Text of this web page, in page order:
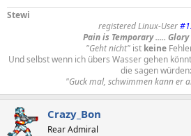
Stewi
registered Linux-User
Pain is Temporary .....
"Geht nicht"ist keine
Und selbst wenn ich übers Wasser gehen
die sagen würden:
"Guck mal, schwimmen kann er
Crazy_Bon
Rear Admiral